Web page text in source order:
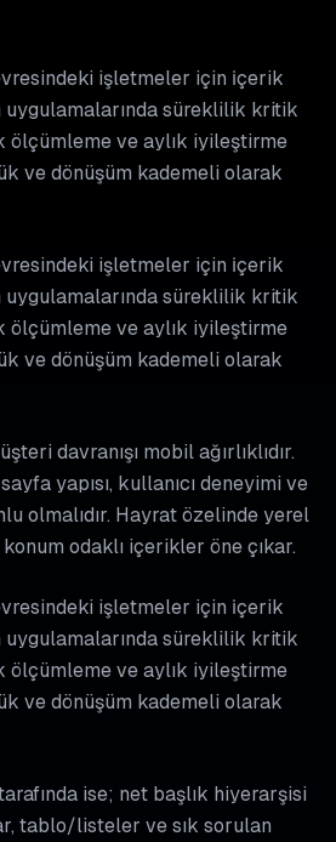
işletmeler için i̇çerik
uygulamalarında süreklilik kritik
ölçümleme ve aylık iyileştirme
ve dönüşüm kademeli olarak
işletmeler için i̇çerik
uygulamalarında süreklilik kritik
ölçümleme ve aylık iyileştirme
ve dönüşüm kademeli olarak
davranışı mobil ağırlıklıdır.
yapısı, kullanıcı deneyimi ve
olmalıdır. Hayrat özelinde yerel
odaklı içerikler öne çıkar.
işletmeler için i̇çerik
uygulamalarında süreklilik kritik
ölçümleme ve aylık iyileştirme
ve dönüşüm kademeli olarak
ise; net başlık hiyerarşisi
tablo/listeler ve sık sorulan